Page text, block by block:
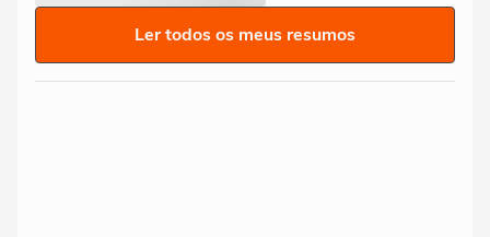
Ler todos os meus resumos